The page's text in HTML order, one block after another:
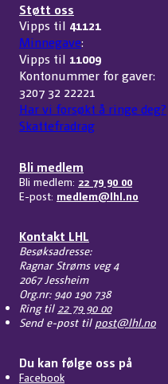
Støtt oss
Vipps til 41121
Minnegave:
Vipps til 11009
Kontonummer for gaver:
3207 32 22221
Har vi forsøkt å ringe deg?
Skattefradrag
Bli medlem
Bli medlem: 22 79 90 00
E-post: medlem@lhl.no
Kontakt LHL
Besøksadresse:
Ragnar Strøms veg 4
2067 Jessheim
Org.nr: 940 190 738
Ring til 22 79 90 00
Send e-post til post@lhl.no
Du kan følge oss på
Facebook